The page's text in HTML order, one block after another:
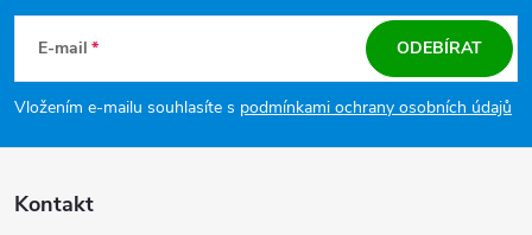
E-mail
Vložením e-mailu souhlasíte s podmínkami ochrany osobních údajů
ODEBÍRAT
Kontakt